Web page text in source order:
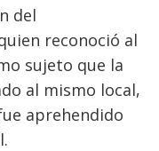
del
reconoció al
sujeto que la
al mismo local,
aprehendido